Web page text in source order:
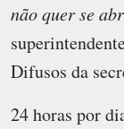
não quer se
Difusos da
24 horas por